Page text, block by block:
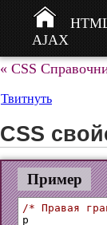
AJAX
« CSS
Твитнуть
CSS
Пример
/* Правая